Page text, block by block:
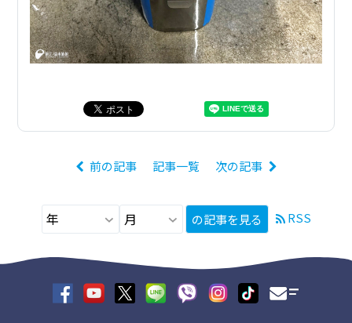
前の記事 記事一覧 次の記事
の記事を見る RSS